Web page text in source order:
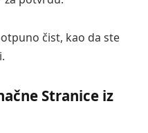
čist, kao da ste
Stranice iz